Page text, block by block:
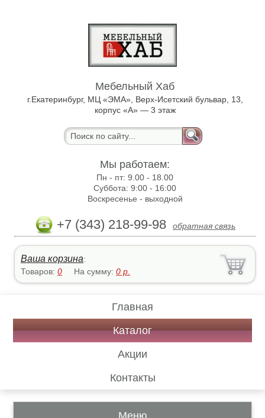
Мебельный Хаб
г.Екатеринбург, МЦ «ЭМА», Верх-Исетский бульвар, 13,
корпус «А» — 3 этаж
Мы работаем:
Пн - пт:9.00 - 18.00
Суббота:9:00 - 16:00
Воскресенье - выходной
+7 (343) 218-99-98 обратная связь
Ваша корзина:
Товаров:0 На сумму:0 р.
Главная
Каталог
Акции
Контакты
Меню